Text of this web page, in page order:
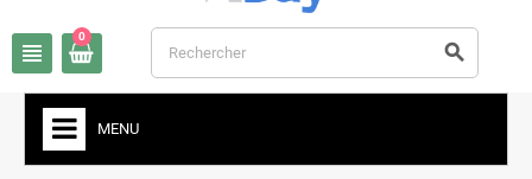
view_headline
0
search
MENU